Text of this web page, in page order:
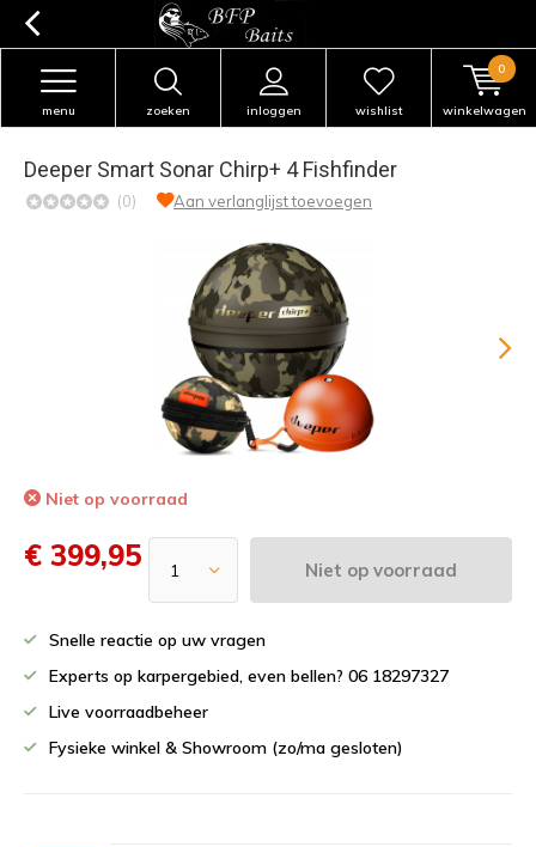
zoeken inloggen
menu wishlist winkelwagen
0
Deeper Smart Sonar Chirp+ 4 Fishfinder
(0) Aan verlanglijst toevoegen
Niet op voorraad
€ 399,95 Niet op voorraad
Snelle reactie op uw vragen
Experts op karpergebied, even bellen? 06 18297327
Live voorraadbeheer
Fysieke winkel & Showroom (zo/ma gesloten)